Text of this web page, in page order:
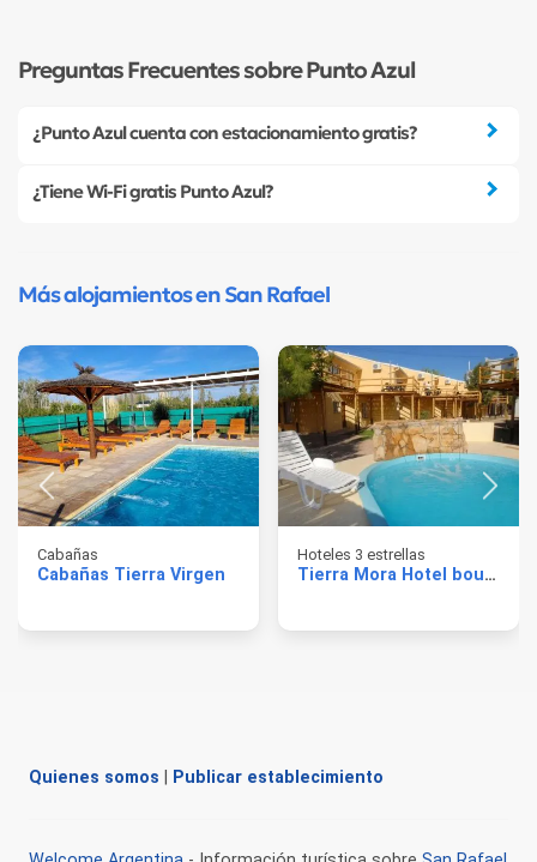
Preguntas Frecuentes sobre Punto Azul
¿Punto Azul cuenta con estacionamiento gratis?
¿Tiene Wi-Fi gratis Punto Azul?
Más alojamientos en San Rafael
Cabañas
Cabañas Tierra Virgen
Hoteles 3 estrellas
Tierra Mora Hotel boutique & apartments
Quienes somos Publicar establecimiento